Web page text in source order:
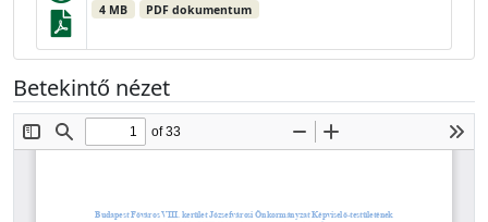
4 MB PDF dokumentum
Betekintő nézet